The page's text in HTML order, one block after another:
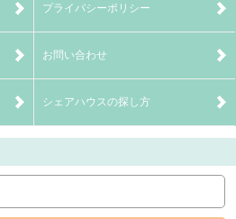
プライバシーポリシー
お問い合わせ
シェアハウスの探し方